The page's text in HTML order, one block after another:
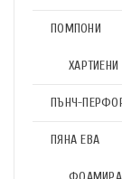
ПОМПОНИ
ХАРТИЕНИ
ПЪНЧ-
ПЯНА ЕВА